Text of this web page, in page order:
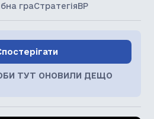
граСтратегіяВР
ТУТ ОНОВИЛИ ДЕЩО